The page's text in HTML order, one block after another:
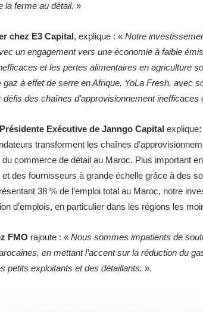
la ferme au détail. »
chez E3 Capital, explique : « Notre
un engagement vers une économie à faible
et les pertes alimentaires en agriculture
à effet de serre en Afrique. YoLa Fresh, avec
défis des chaînes d’approvisionnement inefficaces
Exécutive de Janngo Capital explique:
transforment les chaînes
du commerce de détail au Maroc. Plus important
des fournisseurs à grande échelle grâce à des
38 % de l’emploi total au Maroc, notre
d’emplois, en particulier dans les régions les
FMO rajoute : « Nous sommes impatients de
en mettant l’accent sur la réduction du
petits exploitants et des détaillants. ».